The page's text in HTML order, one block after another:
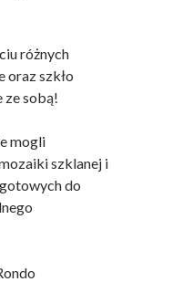
różnych
oraz szkło
sobą!
mogli
szklanej i
do